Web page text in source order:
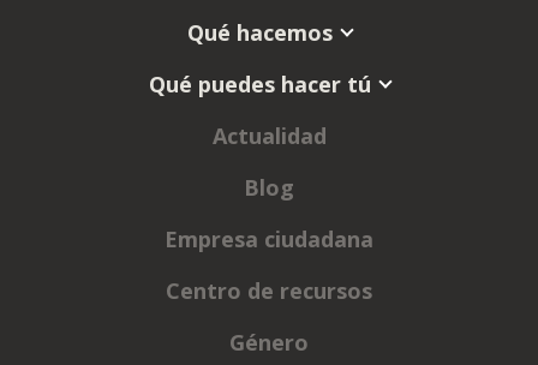
Qué hacemos
Qué puedes hacer tú
Actualidad
Blog
Empresa ciudadana
Centro de recursos
Género